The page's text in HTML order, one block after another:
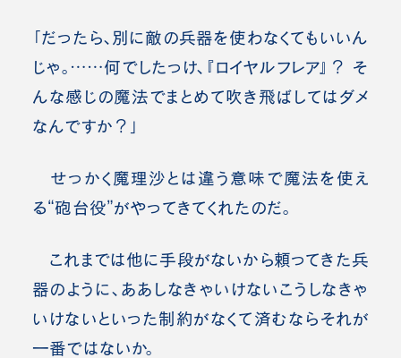
「だったら、別に敵の兵器を使わなくてもいいん
じゃ。……何でしたっけ、『ロイヤルフレア』？ そ
んな感じの魔法でまとめて吹き飛ばしてはダメ
なんですか？」
せっかく魔理沙とは違う意味で魔法を使え
る“砲台役”がやってきてくれたのだ。
これまでは他に手段がないから頼ってきた兵
器のように、ああしなきゃいけないこうしなきゃ
いけないといった制約がなくて済むならそれが
一番ではないか。